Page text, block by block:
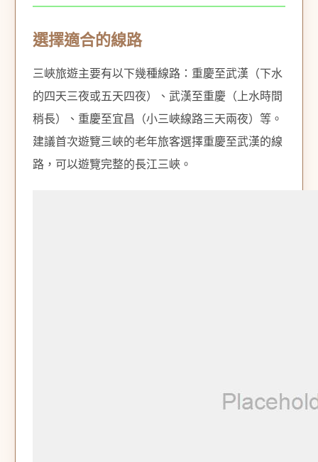
選擇適合的線路
三峽旅遊主要有以下幾種線路：重慶至武漢（下水
的四天三夜或五天四夜）、武漢至重慶（上水時間
稍長）、重慶至宜昌（小三峽線路三天兩夜）等。
建議首次遊覽三峽的老年旅客選擇重慶至武漢的線
路，可以遊覽完整的長江三峽。